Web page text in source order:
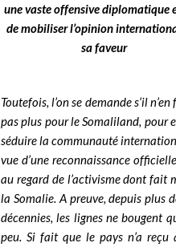
une vaste offensive diplomatique
de mobiliser l’opinion
sa faveur
Toutefois, l’on se demande s’il
pas plus pour le Somaliland, pour
séduire la communauté
vue d’une reconnaissance
au regard de l’activisme dont fait
la Somalie. A preuve, depuis plus
décennies, les lignes ne bougent
peu. Si fait que le pays n’a reçu